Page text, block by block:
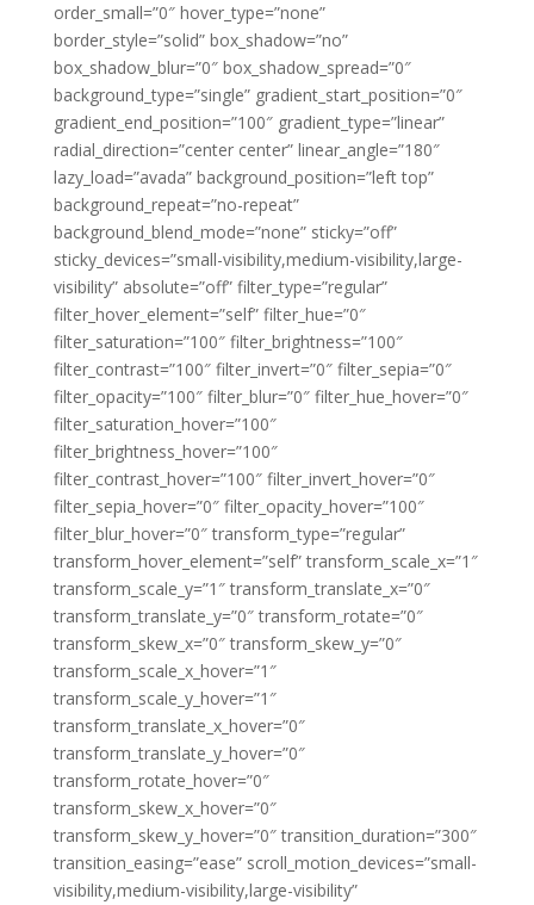
order_small=”0″ hover_type=”none”
border_style=”solid” box_shadow=”no”
box_shadow_blur=”0″ box_shadow_spread=”0″
background_type=”single” gradient_start_position=”0″
gradient_end_position=”100″ gradient_type=”linear”
radial_direction=”center center” linear_angle=”180″
lazy_load=”avada” background_position=”left top”
background_repeat=”no-repeat”
background_blend_mode=”none” sticky=”off”
sticky_devices=”small-visibility,medium-visibility,large-
visibility” absolute=”off” filter_type=”regular”
filter_hover_element=”self” filter_hue=”0″
filter_saturation=”100″ filter_brightness=”100″
filter_contrast=”100″ filter_invert=”0″ filter_sepia=”0″
filter_opacity=”100″ filter_blur=”0″ filter_hue_hover=”0″
filter_saturation_hover=”100″
filter_brightness_hover=”100″
filter_contrast_hover=”100″ filter_invert_hover=”0″
filter_sepia_hover=”0″ filter_opacity_hover=”100″
filter_blur_hover=”0″ transform_type=”regular”
transform_hover_element=”self” transform_scale_x=”1″
transform_scale_y=”1″ transform_translate_x=”0″
transform_translate_y=”0″ transform_rotate=”0″
transform_skew_x=”0″ transform_skew_y=”0″
transform_scale_x_hover=”1″
transform_scale_y_hover=”1″
transform_translate_x_hover=”0″
transform_translate_y_hover=”0″
transform_rotate_hover=”0″
transform_skew_x_hover=”0″
transform_skew_y_hover=”0″ transition_duration=”300″
transition_easing=”ease” scroll_motion_devices=”small-
visibility,medium-visibility,large-visibility”